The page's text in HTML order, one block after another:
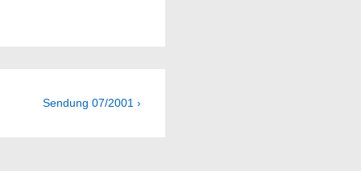
Next
Sendung 07/2001 ›